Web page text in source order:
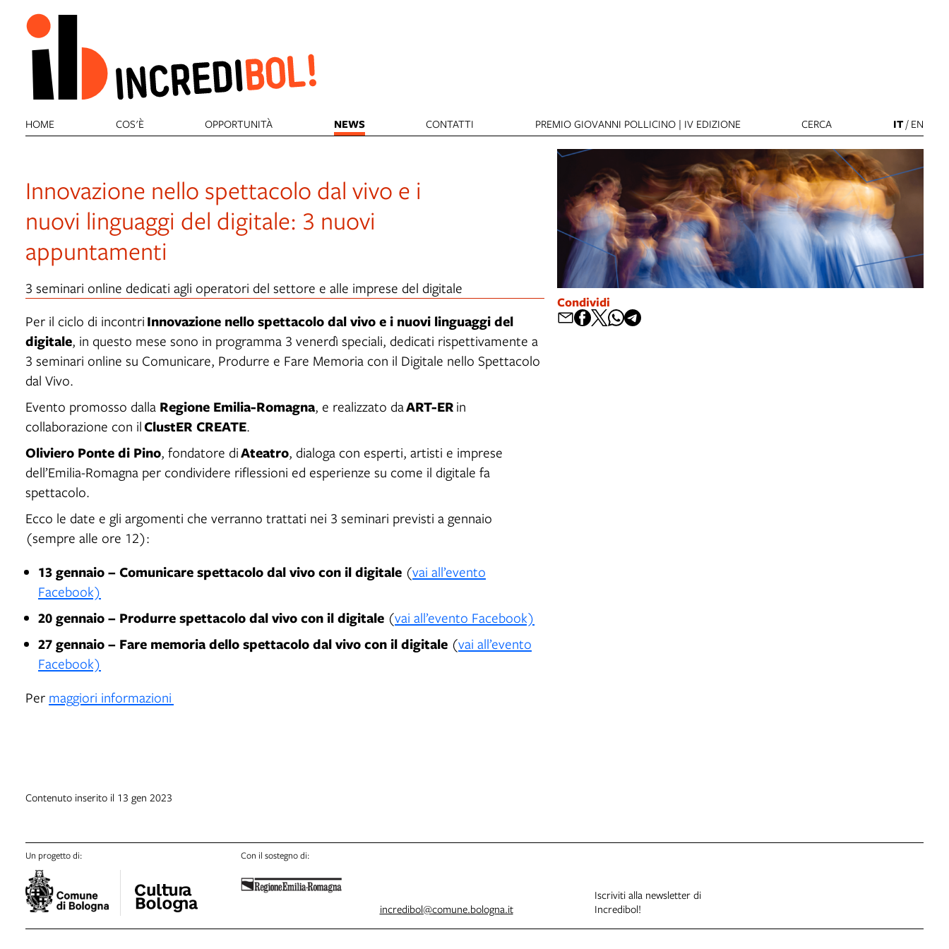
HOME COS'È OPPORTUNITÀ NEWS CONTATTI PREMIO GIOVANNI POLLICINO | IV EDIZIONE CERCA IT/ EN
Innovazione nello spettacolo dal vivo e i
nuovi linguaggi del digitale: 3 nuovi
appuntamenti
3 seminari online dedicati agli operatori del settore e alle imprese del digitale
Per il ciclo di incontri Innovazione nello spettacolo dal vivo e i nuovi linguaggi del
digitale, in questo mese sono in programma 3 venerdì speciali, dedicati rispettivamente a
3 seminari online su Comunicare, Produrre e Fare Memoria con il Digitale nello Spettacolo
dal Vivo.
Evento promosso dalla Regione Emilia-Romagna, e realizzato daART-ER in
collaborazione con ilClustER CREATE.
Oliviero Ponte di Pino, fondatore diAteatro, dialoga con esperti, artisti e imprese
dell’Emilia-Romagna per condividere riflessioni ed esperienze su come il digitale fa
spettacolo.
Ecco le date e gli argomenti che verranno trattati nei 3 seminari previsti a gennaio
(sempre alle ore 12):
13 gennaio – Comunicare spettacolo dal vivo con il digitale (vai all’evento
Facebook)
20 gennaio – Produrre spettacolo dal vivo con il digitale (vai all’evento Facebook)
27 gennaio – Fare memoria dello spettacolo dal vivo con il digitale (vai all’evento
Facebook)
Per maggiori informazioni
Condividi
Contenuto inserito il 13 gen 2023
Un progetto di: Con il sostegno di:
incredibol@comune.bologna.it
Iscriviti alla newsletter di
Incredibol!